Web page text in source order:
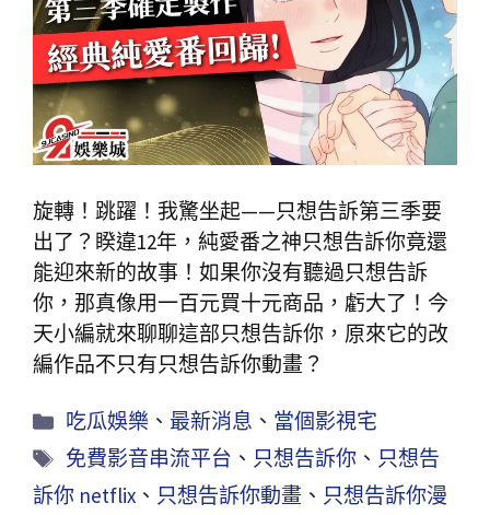
旋轉！跳躍！我驚坐起——只想告訴第三季要
出了？睽違12年，純愛番之神只想告訴你竟還
能迎來新的故事！如果你沒有聽過只想告訴
你，那真像用一百元買十元商品，虧大了！今
天小編就來聊聊這部只想告訴你，原來它的改
編作品不只有只想告訴你動畫？
吃瓜娛樂 、最新消息 、 當個影視宅
免費影音串流平台 、 只想告訴你 、 只想告
訴你 netflix 、 只想告訴你動畫 、 只想告訴你漫